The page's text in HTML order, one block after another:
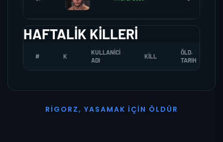
HAFTALIK KILLERI
# K
KULLANICI
ADI
KILL
ÖLD.
TARIH
R I G O R Z, YASAMAK İ ÇI N Ö L D Ü R